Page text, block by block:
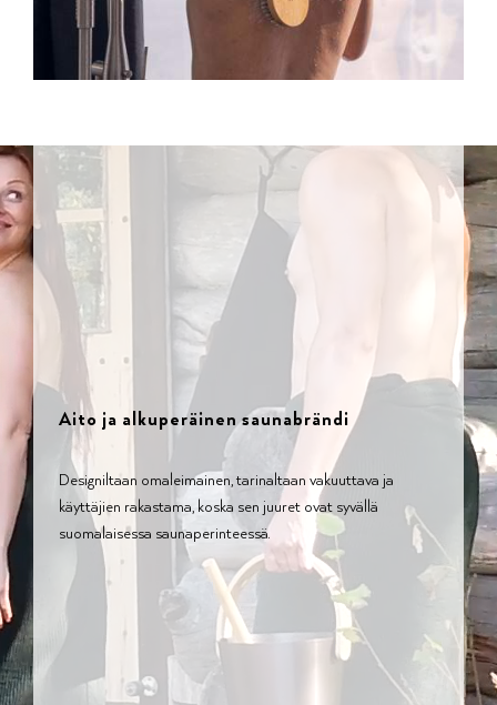
Aito ja alkuperäinen saunabrändi
Designiltaan omaleimainen, tarinaltaan vakuuttava ja
käyttäjien rakastama, koska sen juuret ovat syvällä
suomalaisessa saunaperinteessä.